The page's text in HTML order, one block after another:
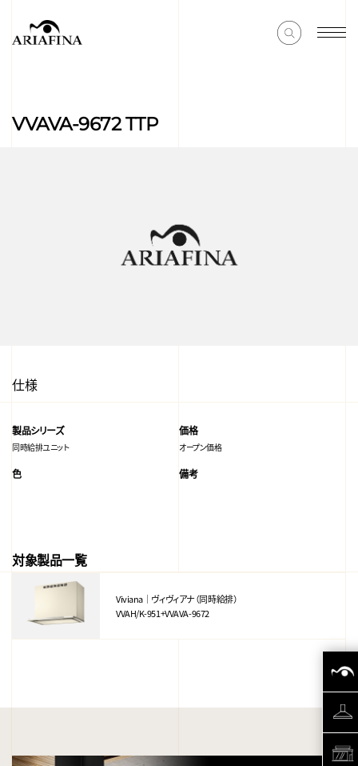
VVAVA-9672 TTP
仕様
製品シリーズ
同時給排ユニット
価格
オープン価格
色 備考
対象製品一覧
Viviana｜ヴィヴィアナ（同時給排）
VVAH/K-951+VVAVA-9672